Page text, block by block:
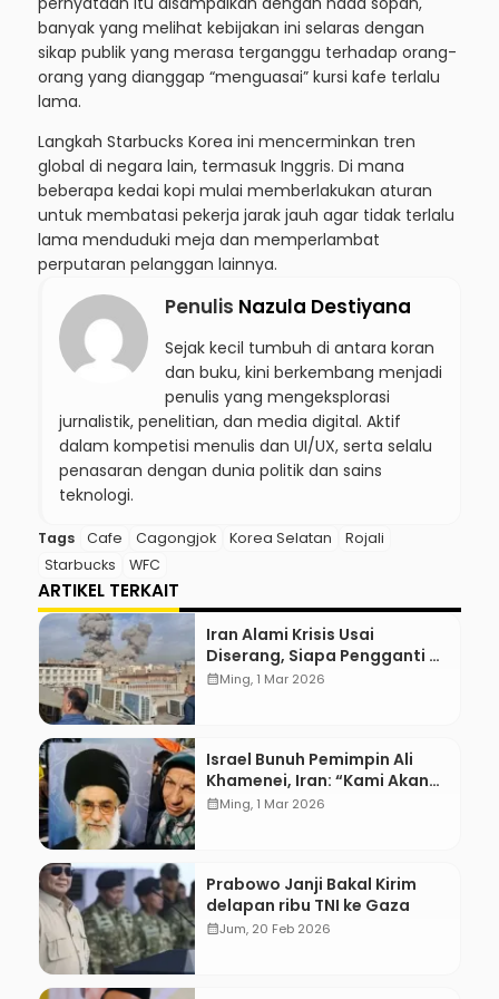
banyak yang melihat kebijakan ini selaras dengan
sikap publik yang merasa terganggu terhadap orang-
orang yang dianggap “menguasai” kursi kafe terlalu
lama.
Langkah Starbucks Korea ini mencerminkan tren
global di negara lain, termasuk Inggris. Di mana
beberapa kedai kopi mulai memberlakukan aturan
untuk membatasi pekerja jarak jauh agar tidak terlalu
lama menduduki meja dan memperlambat
perputaran pelanggan lainnya.
Penulis Nazula Destiyana
Sejak kecil tumbuh di antara koran
dan buku, kini berkembang menjadi
penulis yang mengeksplorasi
jurnalistik, penelitian, dan media digital. Aktif
dalam kompetisi menulis dan UI/UX, serta selalu
penasaran dengan dunia politik dan sains
teknologi.
Tags Cafe Cagongjok Korea Selatan
Rojali
Starbucks
WFC
ARTIKEL TERKAIT
Iran Alami Krisis Usai
Diserang, Siapa Pengganti Ali
Khamenei?
calendar_monthMing, 1 Mar 2026
Israel Bunuh Pemimpin Ali
Khamenei, Iran: “Kami Akan
Balas!”
calendar_monthMing, 1 Mar 2026
Prabowo Janji Bakal Kirim
delapan ribu TNI ke Gaza
calendar_monthJum, 20 Feb 2026